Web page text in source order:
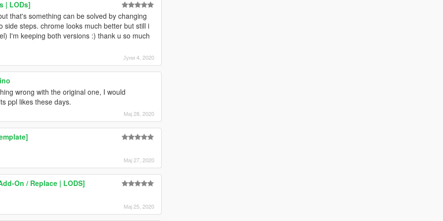
| LODs]
that's something can be solved by changing
steps. chrome looks much better but still i
I'm keeping both versions :) thank u so much
Јуни 4, 2020
wrong with the original one, I would
ppl likes these days.
Мај 28, 2020
Мај 27, 2020
On / Replace | LODS]
Мај 25, 2020